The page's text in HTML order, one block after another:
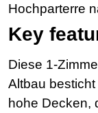
Hochparterre
Key
Diese 1-
Altbau
hohe Decken,